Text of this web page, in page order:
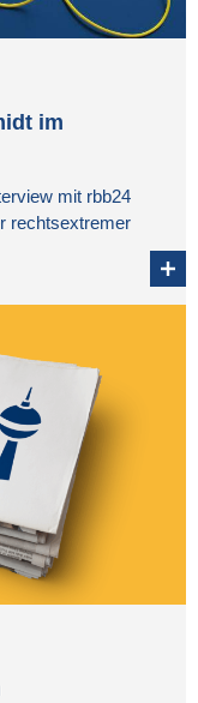
im
mit rbb24
rechtsextremer